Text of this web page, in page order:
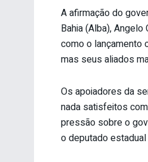
A afirmação do
Bahia (Alba),
como o lançamento
mas seus aliados
Os apoiadores da
nada satisfeitos
pressão sobre o
o deputado estadual